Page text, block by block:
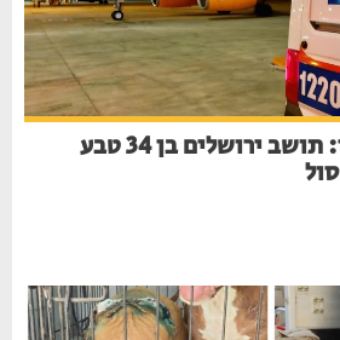
טרגדיה בקפריסין: תושב ירושלים בן 34 טבע